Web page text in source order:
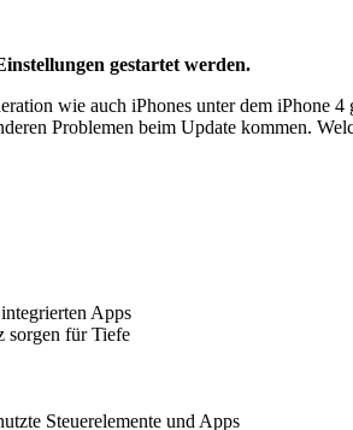
gestartet werden.
wie auch iPhones unter dem iPhone
Problemen beim Update kommen.
Apps
sorgen für Tiefe
Steuerelemente und Apps